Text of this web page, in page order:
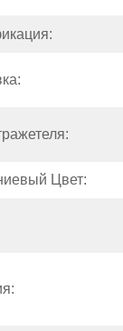
Цвет: